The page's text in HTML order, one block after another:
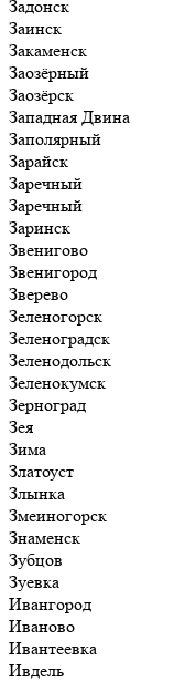
Задонск
Заинск
Закаменск
Заозёрный
Заозёрск
Западная Двина
Заполярный
Зарайск
Заречный
Заречный
Заринск
Звенигово
Звенигород
Зверево
Зеленогорск
Зеленоградск
Зеленодольск
Зеленокумск
Зерноград
Зея
Зима
Златоуст
Злынка
Змеиногорск
Знаменск
Зубцов
Зуевка
Ивангород
Иваново
Ивантеевка
Ивдель